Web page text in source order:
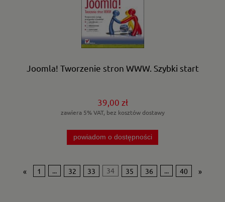
Joomla! Tworzenie stron WWW. Szybki start
39,00 zł
zawiera 5% VAT, bez kosztów dostawy
powiadom o dostępności
« 1 ... 32 33 34 35 36 ... 40 »